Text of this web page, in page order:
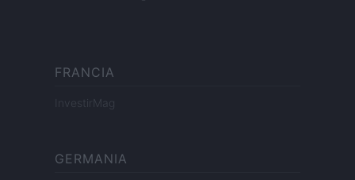
FRANCIA
InvestirMag
GERMANIA